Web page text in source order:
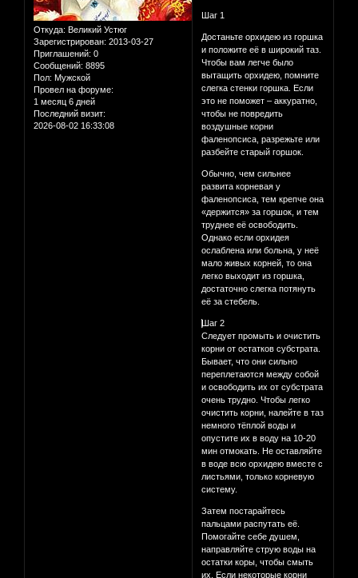
Откуда: Великий Устюг
Зарегистрирован: 2013-03-27
Приглашений: 0
Сообщений: 8895
Пол: Мужской
Провел на форуме:
1 месяц 6 дней
Последний визит:
2026-08-02 16:33:08
Шаг 1
Достаньте орхидею из горшка
и положите её в широкий таз.
Чтобы вам легче было
вытащить орхидею, помните
слегка стенки горшка. Если
это не поможет – аккуратно,
чтобы не повредить
воздушные корни
фаленопсиса, разрежьте или
разбейте старый горшок.
Обычно, чем сильнее
развита корневая у
фаленопсиса, тем крепче она
«держится» за горшок, и тем
труднее её освободить.
Однако если орхидея
ослаблена или больна, у неё
мало живых корней, то она
легко выходит из горшка,
достаточно слегка потянуть
её за стебель.
⃣⃣Шаг 2
Следует промыть и очистить
корни от остатков субстрата.
Бывает, что они сильно
переплетаются между собой
и освободить их от субстрата
очень трудно. Чтобы легко
очистить корни, налейте в таз
немного тёплой воды и
опустите их в воду на 10-20
мин отмокать. Не оставляйте
в воде всю орхидею вместе с
листьями, только корневую
систему.
Затем постарайтесь
пальцами распутать её.
Помогайте себе душем,
направляйте струю воды на
остатки коры, чтобы смыть
их. Если некоторые корни